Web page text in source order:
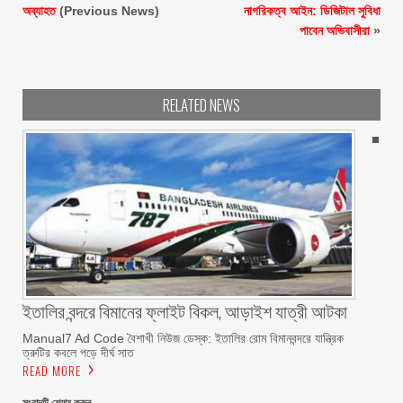
অব্যাহত(Previous News)
নাগরিকত্ব আইন: ডিজিটাল সুবিধা
পাবেন অভিবাসীরা»
RELATED NEWS
ইতালির বন্দরে বিমানের ফ্লাইট বিকল, আড়াইশ যাত্রী আটকা
Manual7 Ad Code বৈশাখী নিউজ ডেস্ক: ইতালির রোম বিমানবন্দরে যান্ত্রিক
ত্রুটির কবলে পড়ে দীর্ঘ সাত
READ MORE